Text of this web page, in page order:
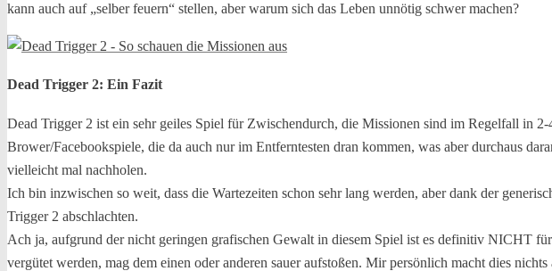
kann auch auf „selber feuern“ stellen, aber warum sich das Leben unnötig schwer machen?
Dead Trigger 2: Ein Fazit
Dead Trigger 2 ist ein sehr geiles Spiel für Zwischendurch, die Missionen sind im Regelfall in
Brower/Facebookspiele, die da auch nur im Entferntesten dran kommen, was aber durchaus
vielleicht mal nachholen.
Ich bin inzwischen so weit, dass die Wartezeiten schon sehr lang werden, aber dank der
Trigger 2 abschlachten.
Ach ja, aufgrund der nicht geringen grafischen Gewalt in diesem Spiel ist es definitiv NICHT
vergütet werden, mag dem einen oder anderen sauer aufstoßen. Mir persönlich macht dies nichts